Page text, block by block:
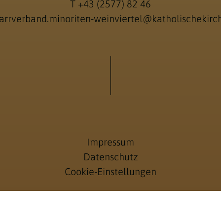
T +43 (2577) 82 46
Impressum
Datenschutz
Cookie-Einstellungen